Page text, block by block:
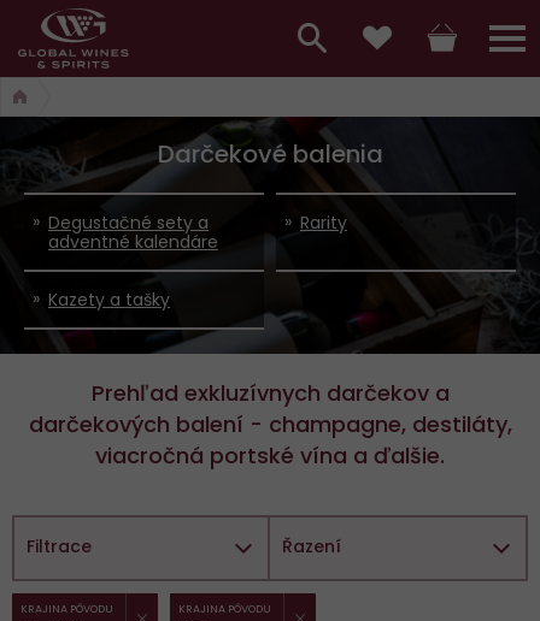
Hlavní
menu,
košík,
vyhledávání,
přihlášení
a
Darčekové balenia
Degustačné sety a
adventné kalendáre
Rarity
Kazety a tašky
Prehľad exkluzívnych darčekov a
darčekových balení - champagne, destiláty,
viacročná portské vína a ďalšie.
Filtrace
Vybrané
KRAJINA PÔVODU ZRUŠIT FILTR
KRAJINA PÔVODU
Řazení